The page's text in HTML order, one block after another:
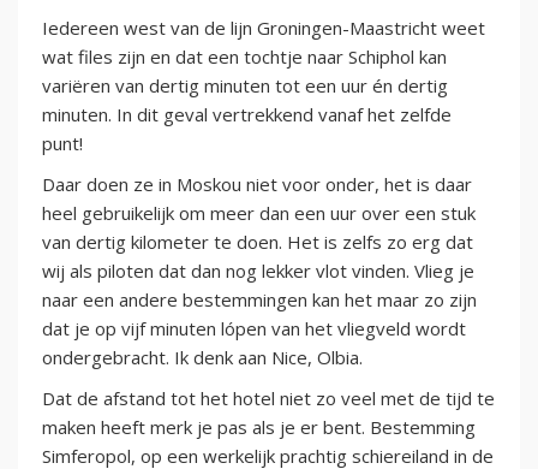
Iedereen west van de lijn Groningen-Maastricht weet
wat files zijn en dat een tochtje naar Schiphol kan
variëren van dertig minuten tot een uur én dertig
minuten. In dit geval vertrekkend vanaf het zelfde
punt!
Daar doen ze in Moskou niet voor onder, het is daar
heel gebruikelijk om meer dan een uur over een stuk
van dertig kilometer te doen. Het is zelfs zo erg dat
wij als piloten dat dan nog lekker vlot vinden. Vlieg je
naar een andere bestemmingen kan het maar zo zijn
dat je op vijf minuten lópen van het vliegveld wordt
ondergebracht. Ik denk aan Nice, Olbia.
Dat de afstand tot het hotel niet zo veel met de tijd te
maken heeft merk je pas als je er bent. Bestemming
Simferopol, op een werkelijk prachtig schiereiland in de